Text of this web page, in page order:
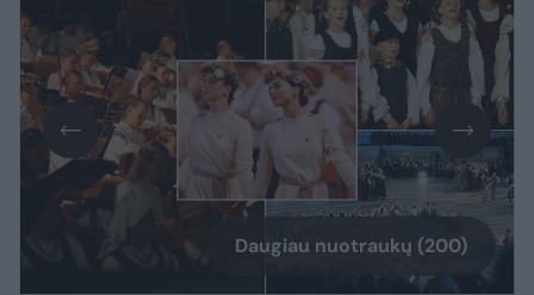
Daugiau nuotraukų (200)